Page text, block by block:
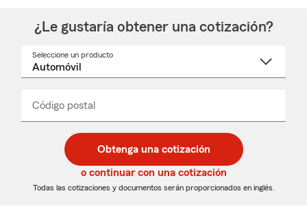
¿Le gustaría obtener una cotización?
Seleccione un producto
desplegable
Código postal
de
5
dígitos
de
5
dígitos
_____
Obtenga una cotización
o continuar con una cotización
Todas las cotizaciones y documentos serán proporcionados en inglés.